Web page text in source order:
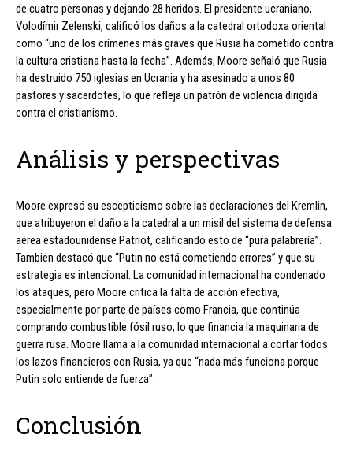
de cuatro personas y dejando 28 heridos. El presidente ucraniano,
Volodímir Zelenski, calificó los daños a la catedral ortodoxa oriental
como “uno de los crímenes más graves que Rusia ha cometido contra
la cultura cristiana hasta la fecha”. Además, Moore señaló que Rusia
ha destruido 750 iglesias en Ucrania y ha asesinado a unos 80
pastores y sacerdotes, lo que refleja un patrón de violencia dirigida
contra el cristianismo.
Análisis y perspectivas
Moore expresó su escepticismo sobre las declaraciones del Kremlin,
que atribuyeron el daño a la catedral a un misil del sistema de defensa
aérea estadounidense Patriot, calificando esto de “pura palabrería”.
También destacó que “Putin no está cometiendo errores” y que su
estrategia es intencional. La comunidad internacional ha condenado
los ataques, pero Moore critica la falta de acción efectiva,
especialmente por parte de países como Francia, que continúa
comprando combustible fósil ruso, lo que financia la maquinaria de
guerra rusa. Moore llama a la comunidad internacional a cortar todos
los lazos financieros con Rusia, ya que “nada más funciona porque
Putin solo entiende de fuerza”.
Conclusión